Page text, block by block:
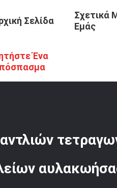
Σελίδα
Σχετικά
Εμάς
Ένα
/ Αντλία Εργαλείων Φορτωτών